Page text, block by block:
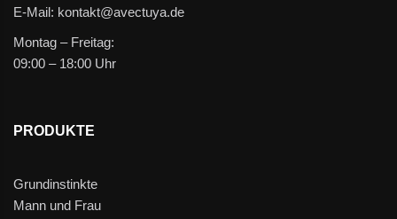
E-Mail: kontakt@avectuya.de
Montag – Freitag:
09:00 – 18:00 Uhr
PRODUKTE
Grundinstinkte
Mann und Frau